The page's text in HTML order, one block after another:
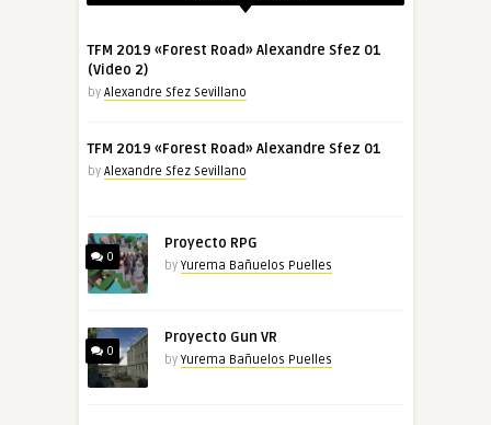
TFM 2019 «Forest Road» Alexandre Sfez 01
(Video 2)
by Alexandre Sfez Sevillano
TFM 2019 «Forest Road» Alexandre Sfez 01
by Alexandre Sfez Sevillano
0
Proyecto RPG
by Yurema Bañuelos Puelles
0
Proyecto Gun VR
by Yurema Bañuelos Puelles